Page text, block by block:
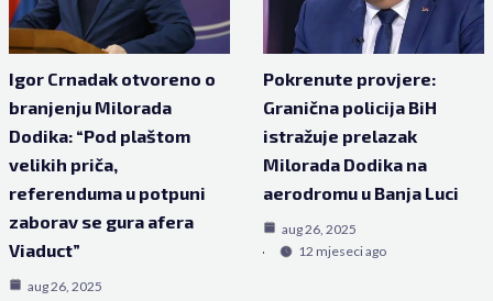
Igor Crnadak otvoreno o
branjenju Milorada
Dodika: “Pod plaštom
velikih priča,
referenduma u potpuni
zaborav se gura afera
Viaduct”
aug 26, 2025
Pokrenute provjere:
Granična policija BiH
istražuje prelazak
Milorada Dodika na
aerodromu u Banja Luci
aug 26, 2025
12 mjeseci ago